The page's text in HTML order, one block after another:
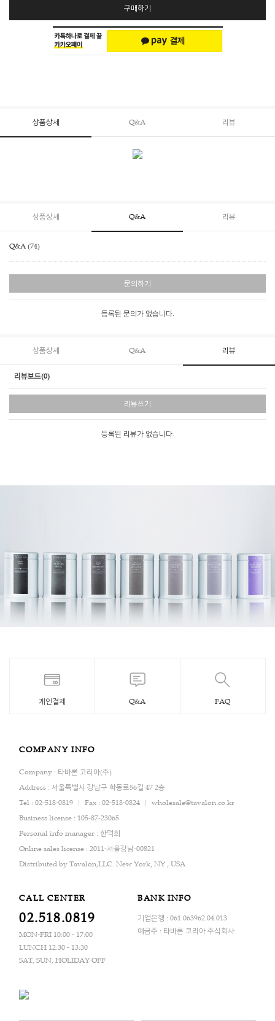
구매하기
상품상세 Q&A 리뷰
상품상세 Q&A 리뷰
Q&A (74)
문의하기
등록된 문의가 없습니다.
상품상세 Q&A 리뷰
리뷰보드(0)
리뷰쓰기
등록된 리뷰가 없습니다.
개인결제 Q&A FAQ
COMPANY INFO
Company : 타바론 코리아(주)
Address : 서울특별시 강남구 학동로56길 47 2층
Tel : 02-518-0819
Fax : 02-518-0824
wholesale@tavalon.co.kr
Business license : 105-87-23065
Personal info manager : 한덕희
Online sales license : 2011-서울강남-00821
Distributed by Tavalon,LLC. New York, NY , USA
CALL CENTER
02.518.0819
MON-FRI 10:00 - 17:00
LUNCH 12:30 - 13:30
SAT, SUN, HOLIDAY OFF
BANK INFO
기업은행 : 061.063962.04.013
예금주 : 타바론 코리아 주식회사